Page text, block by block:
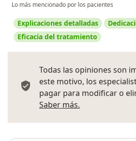
Lo más mencionado por los pacientes
Explicaciones detalladas
Eficacia del tratamiento
Todas las opiniones son
este motivo, los
pagar para modificar o
Saber más.